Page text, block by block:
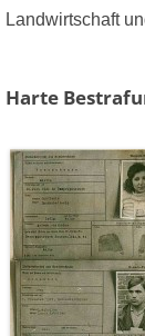
Landwirtschaft
Harte